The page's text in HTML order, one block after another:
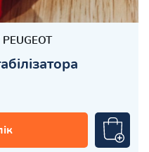
PEUGEOT